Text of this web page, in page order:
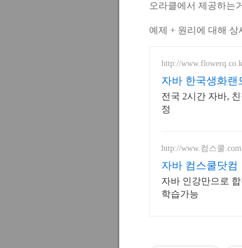
오라클에서 제공하는
예제 + 원리에 대해
http://
자바 한국생화랜
전국 2시간 자바,
정
http://www.컴스쿨.com
자바 컴스쿨닷
자바 인강만으로
학습가능